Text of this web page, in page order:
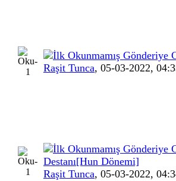
Raşit Tunca, 05-03-2022,
Destanı[Hun Dönemi]
Raşit Tunca, 05-03-2022,